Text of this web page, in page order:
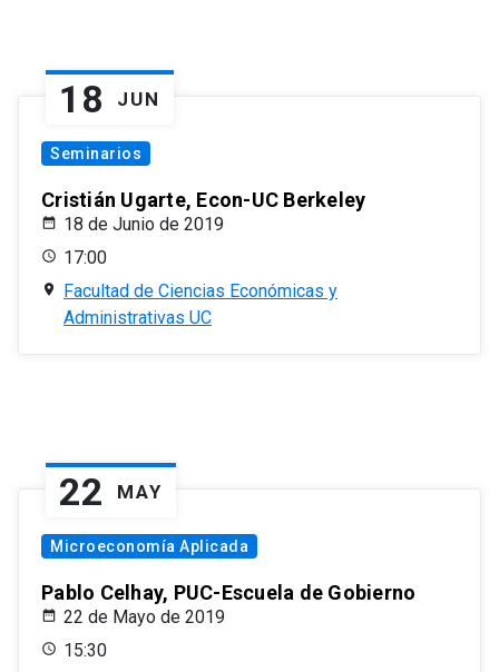
18 JUN
Seminarios
Cristián Ugarte, Econ-UC Berkeley
18 de Junio de 2019
17:00
Facultad de Ciencias Económicas y
Administrativas UC
22 MAY
Microeconomía Aplicada
Pablo Celhay, PUC-Escuela de Gobierno
22 de Mayo de 2019
15:30